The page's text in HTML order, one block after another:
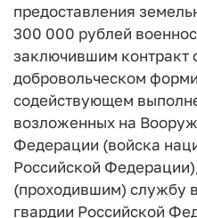
предоставления
300 000 рублей
заключившим контракт
добровольческом
содействующем
возложенных на
Федерации (войска
Российской
(проходившим) службу
гвардии Российской